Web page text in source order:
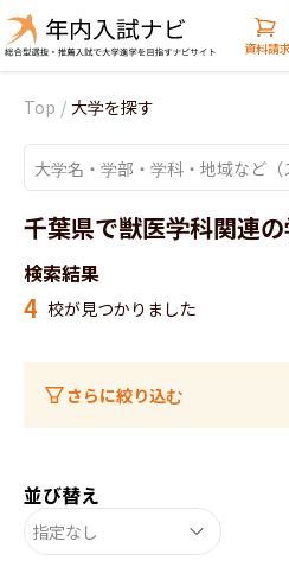
資料請求
Top / 大学を探す
千葉県で獣医学科関連
検索結果
4 校が見つかりました
さらに絞り込む
並び替え
指定なし